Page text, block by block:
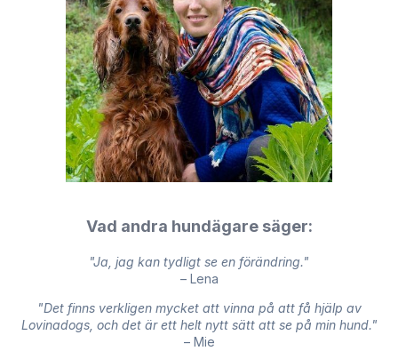
Vad andra hundägare säger:
"Ja, jag kan tydligt se en förändring."
– Lena
"Det finns verkligen mycket att vinna på att få hjälp av
Lovinadogs, och det är ett helt nytt sätt att se på min hund."
– Mie